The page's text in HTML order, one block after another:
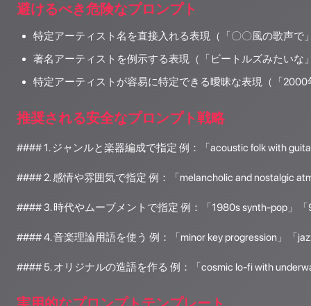
避けるべき危険なプロンプト
特定アーティスト名を直接入れる表現（「〇〇風の歌声で
著名アーティストを例示する表現（「ビートルズみたいな
特定アーティストが容易に特定できる曖昧な表現（「2000
推奨される安全なプロンプト戦略
#### 1. ジャンルと楽器編成で指定 例：「acoustic folk with
#### 2. 感情や雰囲気で指定 例：「melancholic and nostalgic
#### 3. 時代やムーブメントで指定 例：「1980s synth-pop」「
#### 4. 音楽理論用語を使う 例：「minor key progression」「
#### 5. オリジナルの造語を作る 例：「cosmic lo-fi with